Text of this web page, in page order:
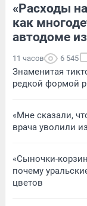
«Расходы
как
автодоме
11 часов 6 545
Знаменитая
редкой формой
«Мне сказали,
врача уволили
«Сыночки-
почему
цветов